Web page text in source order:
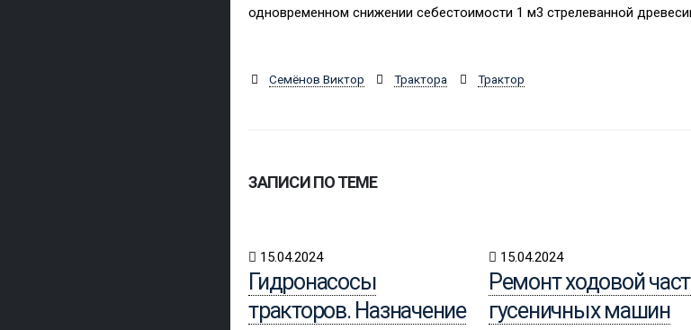
одновременном снижении себестоимости 1 м3 стрелеванной
Семёнов Виктор Трактора Трактор
ЗАПИСИ ПО ТЕМЕ
15.04.2024
Гидронасосы
тракторов. Назначение
15.04.2024
Ремонт ходовой
гусеничных машин